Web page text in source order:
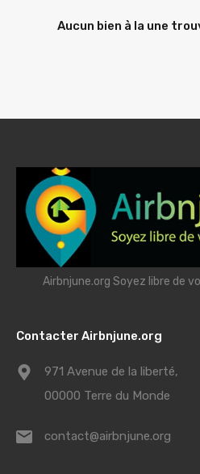
Aucun bien à la une
Airbnjune.org Soyez libre de
Contacter Airbnjune.org
971 Avenue de la liberté,
00000 Terre du Monde
contact@airbnjune.org